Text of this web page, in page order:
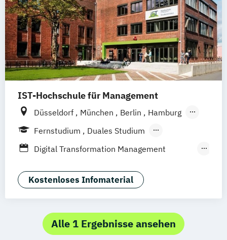
IST-Hochschule für Management
Düsseldorf München Berlin
Hamburg
Weil am Rhein
Frankfurt am Main
Fernstudium
Duales Studium
Fernlehrgang
Digital Transformation Management
Hotelmanagement)
Hospitality Controlling & Hotel Asset
Hotel Management
Hotel Management (dual)
Kostenloses Infomaterial
Alle 1 Ergebnisse ansehen